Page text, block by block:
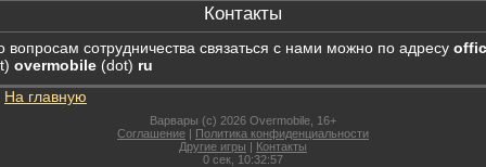
Контакты
вопросам сотрудничества связаться с нами можно по адресу
overmobile (dot) ru
На главную
Варвары (c) 2026 Overmobile, 16+
Соглашение | Политика конфиденциальности
Другие игры | Контакты
0 сек, 10:32:57